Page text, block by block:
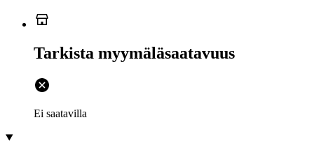
Tarkista myymäläsaatavuus
Ei saatavilla